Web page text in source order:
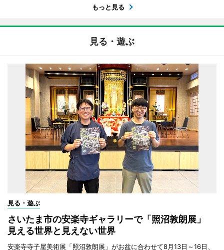
もっと見る
見る・遊ぶ
見る・遊ぶ
さいたま市の安楽寺ギャラリーで「照沼敦朗展」
見える世界と見えない世界
安楽寺寺子屋美術展「照沼敦朗展」がお盆に合わせて8月13日～16日、